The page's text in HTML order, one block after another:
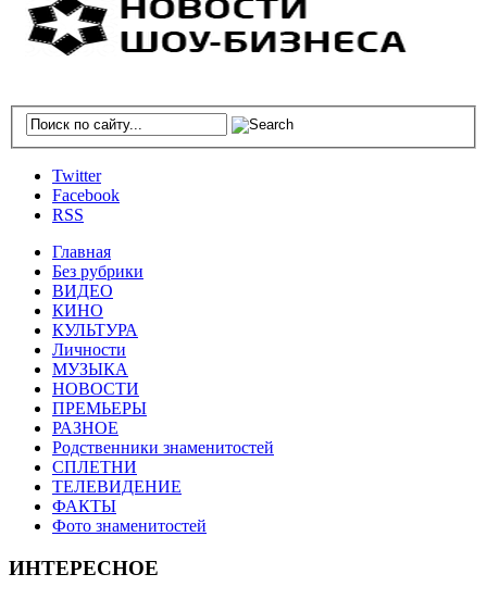
Twitter
Facebook
RSS
Главная
Без рубрики
ВИДЕО
КИНО
КУЛЬТУРА
Личности
МУЗЫКА
НОВОСТИ
ПРЕМЬЕРЫ
РАЗНОЕ
Родственники знаменитостей
СПЛЕТНИ
ТЕЛЕВИДЕНИЕ
ФАКТЫ
Фото знаменитостей
ИНТЕРЕСНОЕ